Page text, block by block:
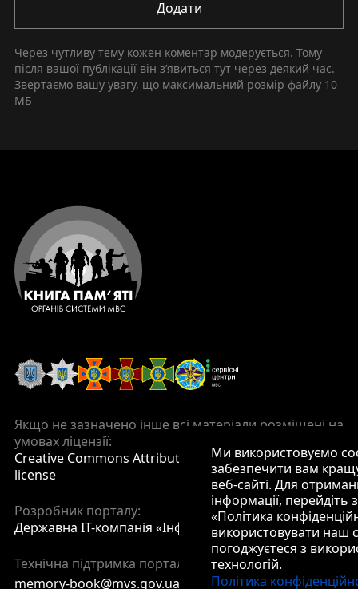
Додати
Через чутливу тему кожен коментар модерується. Тому
після вашої публікації він зʼявиться тут через деякий час.
Звертаємо вашу увагу, що максимальний розмір файлу 10
МБ
Якщо не зазначено інше всі матеріали розміщені на
умовах ліцензії:
Creative Commons Attribution 4.0 International
license
Розробник порталу:
Державна ІТ-компанія «Інфотех»
Технічна підтримка порталу:
memory-book@mvs.gov.ua
Ми використовуємо
забезпечити вам
веб-сайті. Для
інформації,
«Політика
використовувати наш
погоджуєтеся з
технологій.
Політика